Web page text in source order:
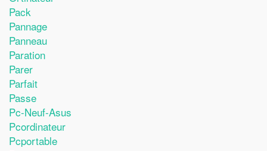
Pack
Pannage
Panneau
Paration
Parer
Parfait
Passe
Pc-Neuf-Asus
Pcordinateur
Pcportable